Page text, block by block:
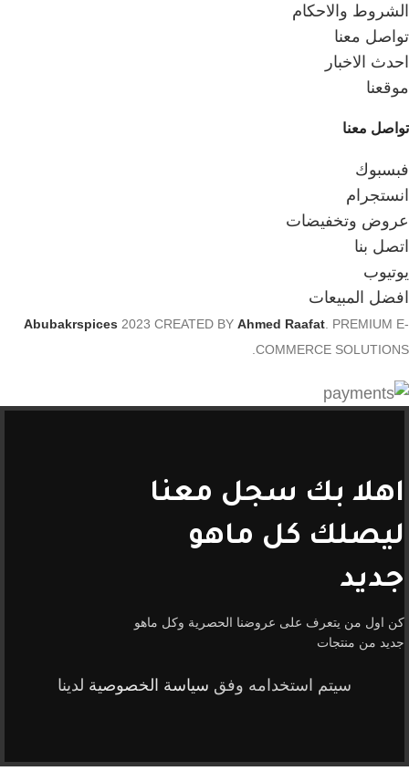
الشروط والاحكام
تواصل معنا
احدث الاخبار
موقعنا
تواصل معنا
فبسبوك
انستجرام
عروض وتخفيضات
اتصل بنا
يوتيوب
افضل المبيعات
Abubakrspices 2023 CREATED BY Ahmed Raafat . PREMIUM E-
COMMERCE SOLUTIONS.
اهلا بك سجل معنا
ليصلك كل ماهو
جديد
كن اول من يتعرف على عروضنا الحصرية وكل ماهو
جديد من منتجات
سيتم استخدامه وفق سياسة الخصوصية لدينا